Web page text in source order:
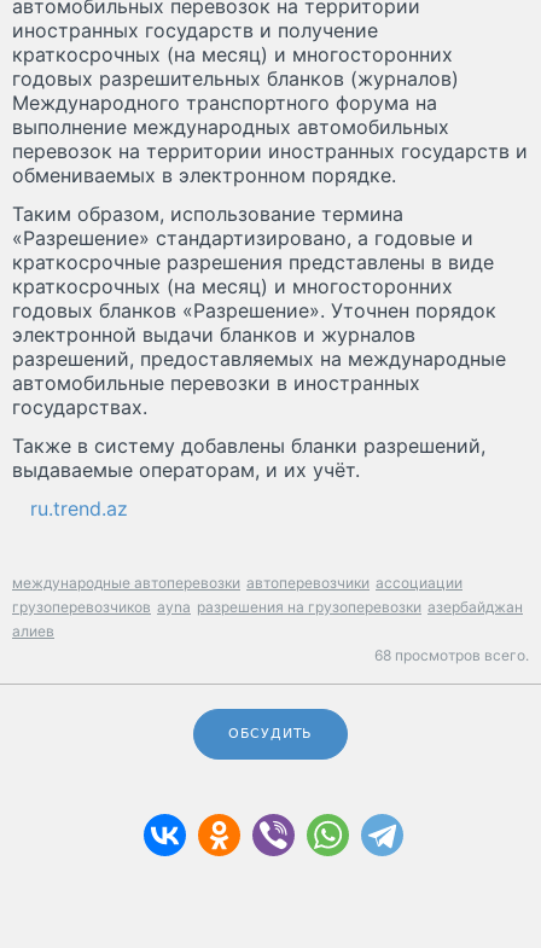
автомобильных перевозок на территории
иностранных государств и получение
краткосрочных (на месяц) и многосторонних
годовых разрешительных бланков (журналов)
Международного транспортного форума на
выполнение международных автомобильных
перевозок на территории иностранных государств и
обмениваемых в электронном порядке.
Таким образом, использование термина
«Разрешение» стандартизировано, а годовые и
краткосрочные разрешения представлены в виде
краткосрочных (на месяц) и многосторонних
годовых бланков «Разрешение». Уточнен порядок
электронной выдачи бланков и журналов
разрешений, предоставляемых на международные
автомобильные перевозки в иностранных
государствах.
Также в систему добавлены бланки разрешений,
выдаваемые операторам, и их учёт.
ru.trend.az
международные автоперевозки автоперевозчики ассоциации
грузоперевозчиков ayna разрешения на грузоперевозки азербайджан
алиев
68 просмотров всего.
ОБСУДИТЬ